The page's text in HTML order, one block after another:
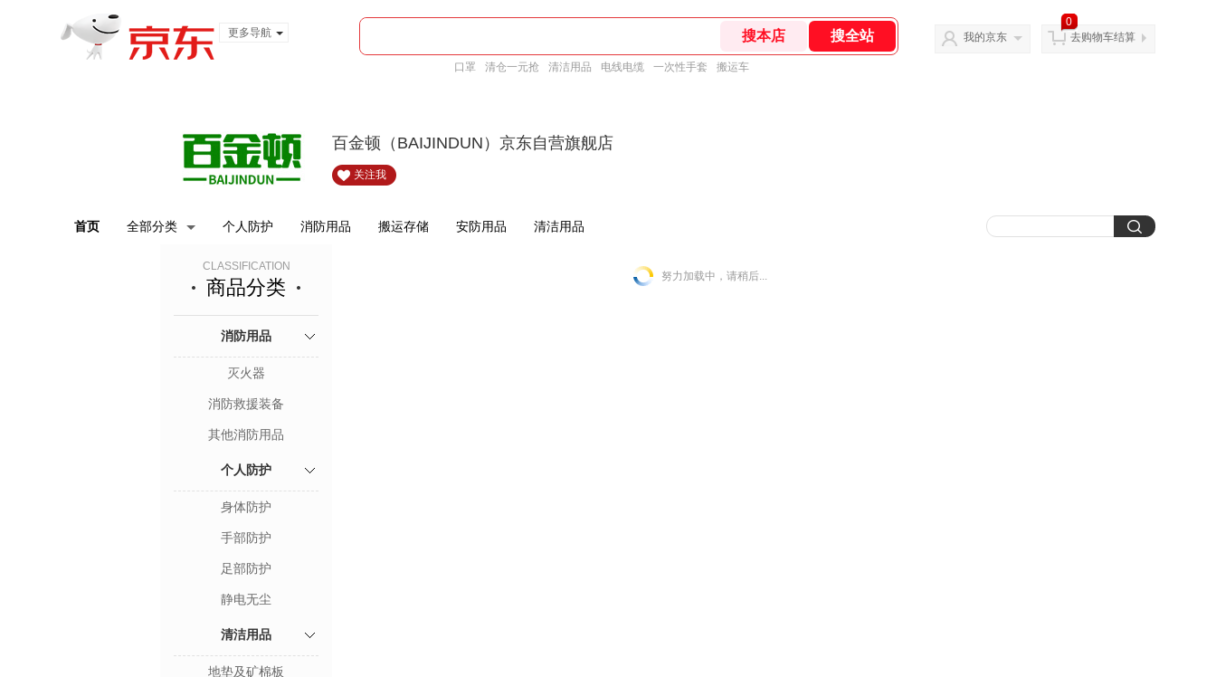
更多导航
口罩 清仓一元抢 清洁用品 电线电缆 一次性手套 搬运车
我的京东
0
去购物车结算
百金顿（BAIJINDUN）京东自营旗舰店
关注我
首页 全部分类 个人防护 消防用品 搬运存储 安防用品 清洁用品
CLASSIFICATION
商品分类
消防用品
灭火器
消防救援装备
其他消防用品
个人防护
身体防护
手部防护
足部防护
静电无尘
清洁用品
地垫及矿棉板
努力加载中，请稍后...